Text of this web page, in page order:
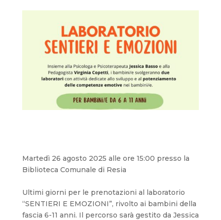
Martedì 26 agosto 2025 alle ore 15:00 presso la
Biblioteca Comunale di Resia
Ultimi giorni per le prenotazioni al laboratorio
“SENTIERI E EMOZIONI”, rivolto ai bambini della
fascia 6-11 anni. Il percorso sarà gestito da Jessica